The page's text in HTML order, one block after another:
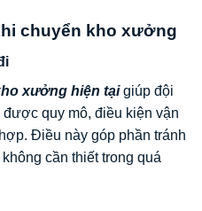
chuyển kho xưởng
xưởng hiện tạigiúp đội
quy mô, điều kiện vận
Điều này góp phần tránh
cần thiết trong quá